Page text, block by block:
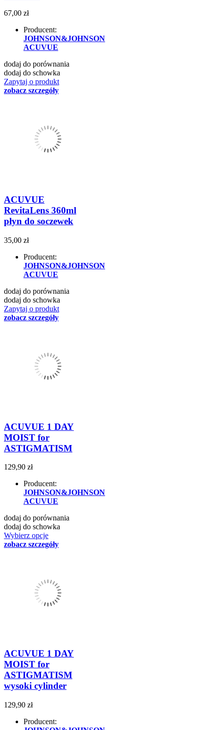
67,00 zł
Producent:
JOHNSON&JOHNSON
ACUVUE
dodaj do porównania
dodaj do schowka
Zapytaj o produkt
zobacz szczegóły
ACUVUE
RevitaLens 360ml
płyn do soczewek
35,00 zł
Producent:
JOHNSON&JOHNSON
ACUVUE
dodaj do porównania
dodaj do schowka
Zapytaj o produkt
zobacz szczegóły
ACUVUE 1 DAY
MOIST for
ASTIGMATISM
129,90 zł
Producent:
JOHNSON&JOHNSON
ACUVUE
dodaj do porównania
dodaj do schowka
Wybierz opcje
zobacz szczegóły
ACUVUE 1 DAY
MOIST for
ASTIGMATISM
wysoki cylinder
129,90 zł
Producent: